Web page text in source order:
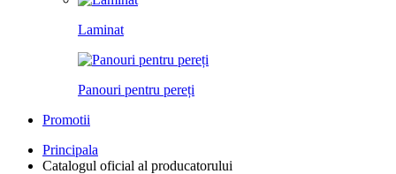
Laminat
Panouri pentru pereți
Promotii
Principala
Catalogul oficial al producatorului